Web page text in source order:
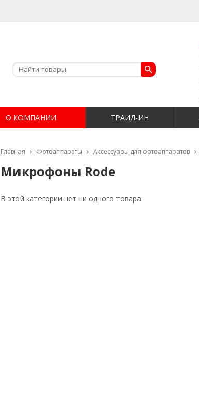
О КОМПАНИИ ТРАИД-ИН
Главная Фотоаппараты Аксессуары для фотоаппаратов
Микрофоны Rode
В этой категории нет ни одного товара.